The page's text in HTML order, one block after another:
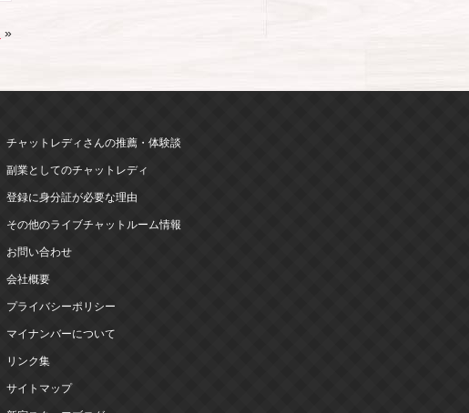
»
チャットレディさんの推薦・体験談
副業としてのチャットレディ
登録に身分証が必要な理由
その他のライブチャットルーム情報
お問い合わせ
会社概要
プライバシーポリシー
マイナンバーについて
リンク集
サイトマップ